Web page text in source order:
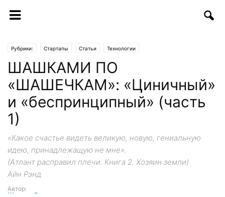
Рубрики: Стартапы Статьи Технологии
ШАШКАМИ ПО
«ШАШЕЧКАМ»: «Циничный»
и «беспринципный» (часть
1)
«Какое счастье видеть великую, новую, гениальную
идею, принадлежащую не мне».
(Атлант расправил плечи. Книга 2. Хозяин земли)
Айн Рэнд
Автор:
Шухрат Саттаров